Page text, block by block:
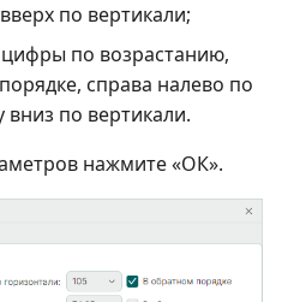
по вертикали;
по возрастанию,
справа налево по
вниз по вертикали.
нажмите «ОК».